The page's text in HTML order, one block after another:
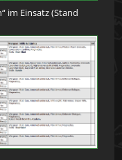
im Einsatz (Stand